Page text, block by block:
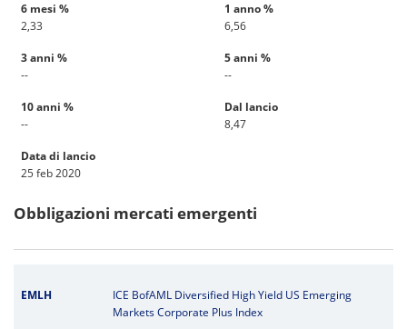
6 mesi %
2,33
1 anno %
6,56
3 anni %
--
5 anni %
--
10 anni %
--
Dal lancio
8,47
Data di lancio
25 feb 2020
Obbligazioni mercati emergenti
EMLH
ICE BofAML Diversified High Yield US Emerging
Markets Corporate Plus Index